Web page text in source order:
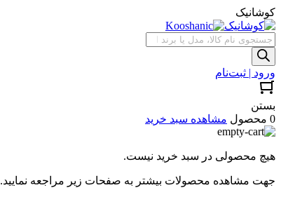
کوشانیک
جستجوی
محصولات
ورود | ثبت‌نام
بستن
0 محصول
مشاهده سبد خرید
هیچ محصولی در سبد خرید نیست.
جهت مشاهده محصولات بیشتر به صفحات زیر مراجعه نمایید.